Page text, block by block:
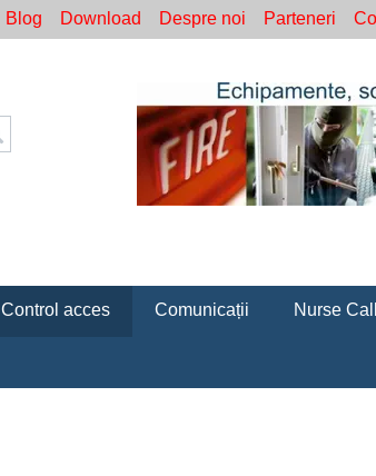
Blog Download Despre noi Parteneri
Control acces Comunicații Nurse Call